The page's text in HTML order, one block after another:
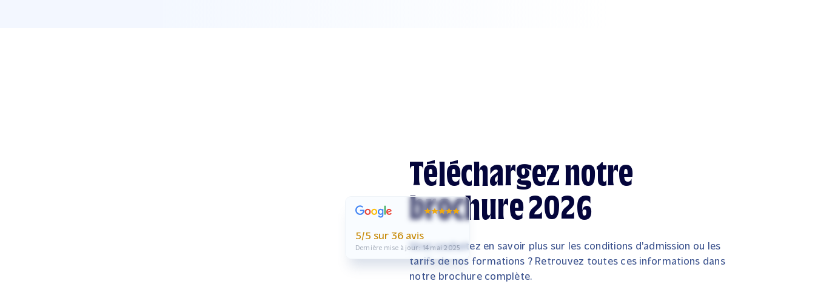
5/5 sur 36 avis
Dernière mise à jour : 14 mai 2025
Téléchargez notre
brochure 2026
Vous souhaitez en savoir plus sur les conditions d'admission ou les
tarifs de nos formations ? Retrouvez toutes ces informations dans
notre brochure complète.